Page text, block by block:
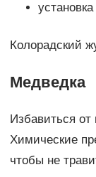
Колорадский
Медведка
Избавиться от
Химические
чтобы не